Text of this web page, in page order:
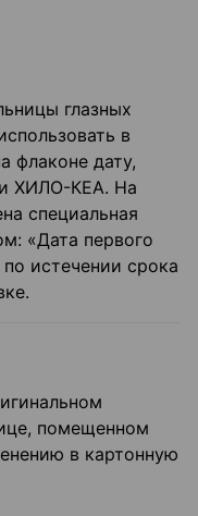
глазных
в
флаконе дату,
ХИЛО-КЕА. На
специальная
«Дата первого
истечении срока
помещенном
в картонную